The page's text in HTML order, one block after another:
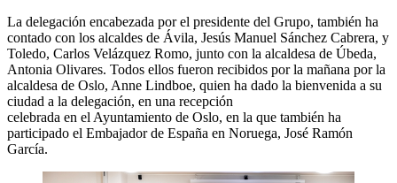
La delegación encabezada por el presidente del Grupo, también ha
contado con los alcaldes de Ávila, Jesús Manuel Sánchez Cabrera, y
Toledo, Carlos Velázquez Romo, junto con la alcaldesa de Úbeda,
Antonia Olivares. Todos ellos fueron recibidos por la mañana por la
alcaldesa de Oslo, Anne Lindboe, quien ha dado la bienvenida a su
ciudad a la delegación, en una recepción
celebrada en el Ayuntamiento de Oslo, en la que también ha
participado el Embajador de España en Noruega, José Ramón
García.